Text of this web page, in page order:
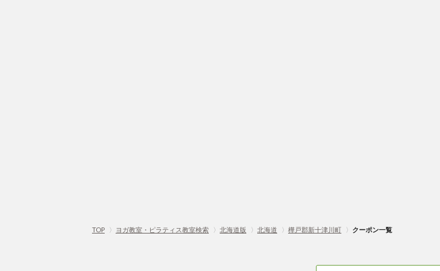
TOP 〉 ヨガ教室・ピラティス教室検索 〉 北海道版 〉 北海道 〉 樺戸郡新十津川町 〉 クーポン一覧